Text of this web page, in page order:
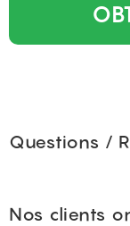
Questions /
Nos clients